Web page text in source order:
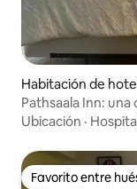
Habitación de
Pathsaala Inn: una
Ubicación ·
Favorito entre
Favorito entre